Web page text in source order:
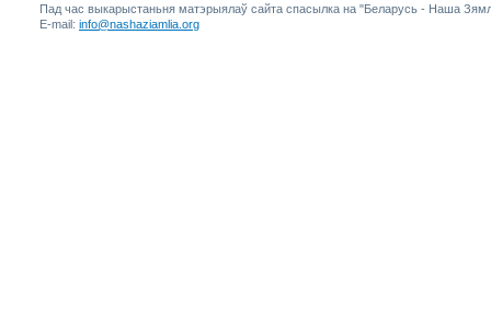
Пад час выкарыстаньня матэрыялаў сайта спасылка на "Беларусь - Наша
E-mail: info@nashaziamlia.org